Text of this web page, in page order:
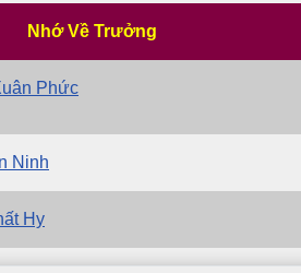
Nhớ Về Trưởng
Phức
Ninh
Hy